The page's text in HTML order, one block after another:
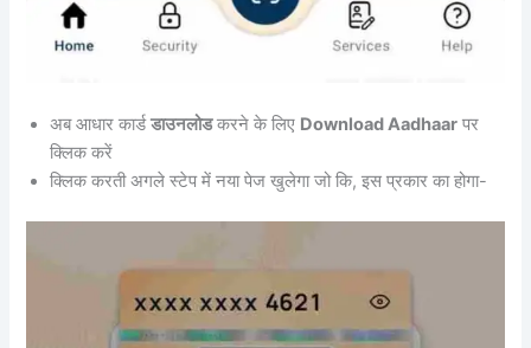
अब आधार कार्डडाउनलोडकरने के लिए Download Aadhaar पर
क्लिक करें
क्लिक करती अगले स्टेप में नया पेज खुलेगा जो कि, इस प्रकार का होगा-